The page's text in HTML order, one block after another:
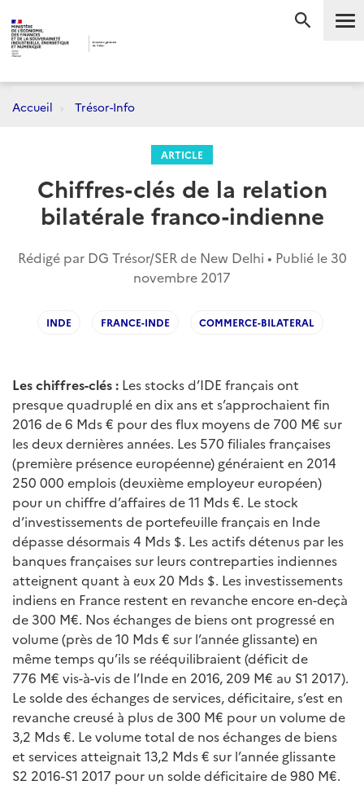
Accueil Trésor-Info
ARTICLE
Chiffres-clés de la relation
bilatérale franco-indienne
Rédigé par DG Trésor/SER de New Delhi • Publié le 30
novembre 2017
INDE FRANCE-INDE COMMERCE-BILATERAL
Les chiffres-clés : Les stocks d’IDE français ont
presque quadruplé en dix ans et s’approchaient fin
2016 de 6 Mds € pour des flux moyens de 700 M€ sur
les deux dernières années. Les 570 filiales françaises
(première présence européenne) généraient en 2014
250 000 emplois (deuxième employeur européen)
pour un chiffre d’affaires de 11 Mds €. Le stock
d’investissements de portefeuille français en Inde
dépasse désormais 4 Mds $. Les actifs détenus par les
banques françaises sur leurs contreparties indiennes
atteignent quant à eux 20 Mds $. Les investissements
indiens en France restent en revanche encore en-deçà
de 300 M€. Nos échanges de biens ont progressé en
volume (près de 10 Mds € sur l’année glissante) en
même temps qu’ils se rééquilibraient (déficit de
776 M€ vis-à-vis de l’Inde en 2016, 209 M€ au S1 2017).
Le solde des échanges de services, déficitaire, s’est en
revanche creusé à plus de 300 M€ pour un volume de
3,2 Mds €. Le volume total de nos échanges de biens
et services atteignait 13,2 Mds € sur l’année glissante
S2 2016-S1 2017 pour un solde déficitaire de 980 M€.